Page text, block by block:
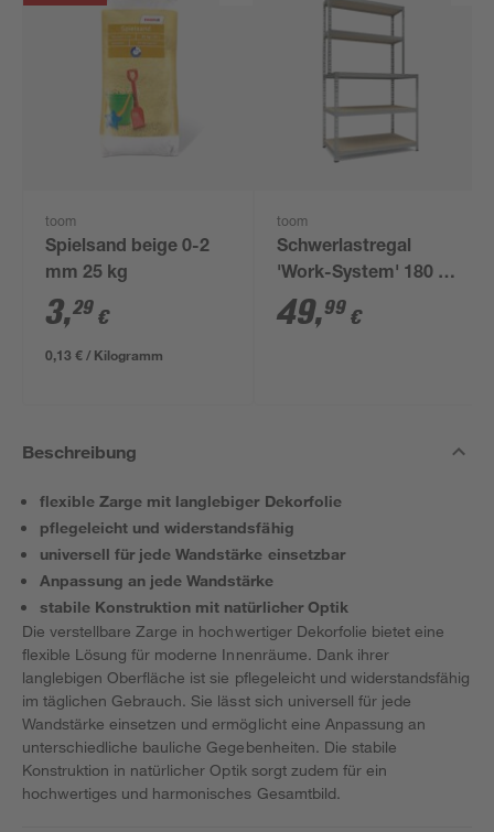
toom
Spielsand beige 0-2
mm 25 kg
3,29 €
0,13 € / Kilogramm
toom
Schwerlastregal
'Work-System' 180 x
100 x 30-60 cm 5
Böden à 100-175 kg
49,99 €
Beschreibung
flexible Zarge mit langlebiger Dekorfolie
pflegeleicht und widerstandsfähig
universell für jede Wandstärke einsetzbar
Anpassung an jede Wandstärke
stabile Konstruktion mit natürlicher Optik
Die verstellbare Zarge in hochwertiger Dekorfolie bietet eine
flexible Lösung für moderne Innenräume. Dank ihrer
langlebigen Oberfläche ist sie pflegeleicht und widerstandsfähig
im täglichen Gebrauch. Sie lässt sich universell für jede
Wandstärke einsetzen und ermöglicht eine Anpassung an
unterschiedliche bauliche Gegebenheiten. Die stabile
Konstruktion in natürlicher Optik sorgt zudem für ein
hochwertiges und harmonisches Gesamtbild.